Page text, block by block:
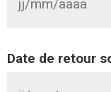
Date de retour